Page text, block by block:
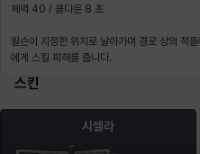
체력 40 / 쿨다운 8 초
윌슨이 지정한 위치로 날아가며 경로 상의 적
에게 스킬 피해를 줍니다.
스킨
시셀라